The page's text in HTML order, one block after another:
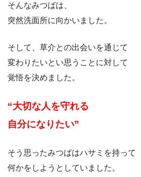
そんなみつばは、
突然洗面所に向かいました。
そして、草介との出会いを通じて
変わりたいとい思うことに対して
覚悟を決めました。
“大切な人を守れる
自分になりたい”
そう思ったみつばはハサミを持って
何かをしようとしていました。